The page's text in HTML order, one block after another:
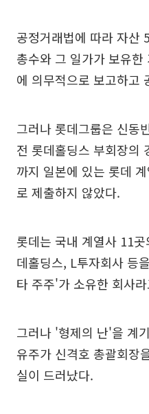
공정거래법에 따라 자산
총수와 그 일가가 보유
에 의무적으로 보고하고
그러나 롯데그룹은 신동
전 롯데홀딩스 부회장의
까지 일본에 있는 롯데
로 제출하지 않았다.
롯데는 국내 계열사 11
데홀딩스, L투자회사 등
타 주주'가 소유한 회사
그러나 '형제의 난'을 계
유주가 신격호 총괄회장
실이 드러났다.